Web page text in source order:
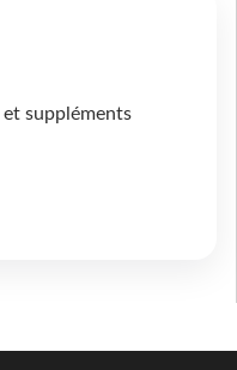
suppléments